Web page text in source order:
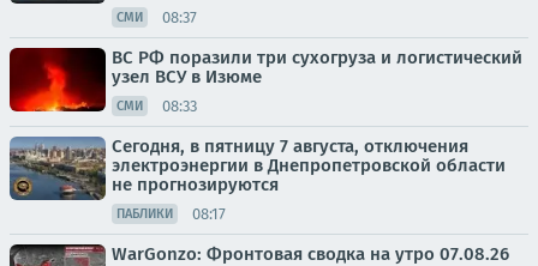
СМИ 08:37
ВС РФ поразили три сухогруза и логистический
узел ВСУ в Изюме
СМИ 08:33
Сегодня, в пятницу 7 августа, отключения
электроэнергии в Днепропетровской области
не прогнозируются
ПАБЛИКИ 08:17
WarGonzo: Фронтовая сводка на утро 07.08.26